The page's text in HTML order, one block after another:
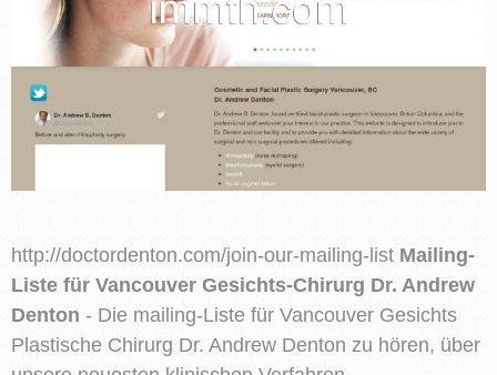
http://doctordenton.com/join-our-mailing-list Mailing-
Liste für Vancouver Gesichts-Chirurg Dr. Andrew
Denton - Die mailing-Liste für Vancouver Gesichts
Plastische Chirurg Dr. Andrew Denton zu hören, über